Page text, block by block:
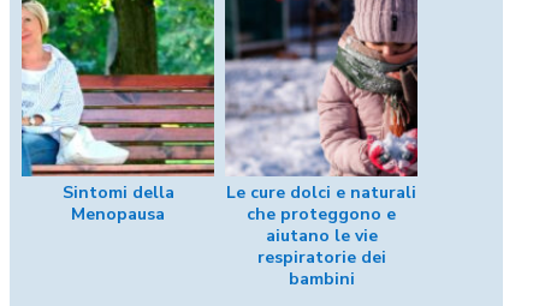
Sintomi della
Menopausa
Le cure dolci e naturali
che proteggono e
aiutano le vie
respiratorie dei
bambini